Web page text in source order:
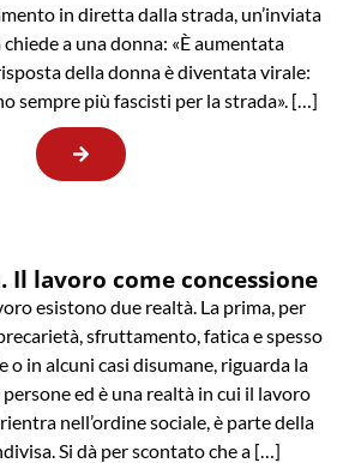
in diretta dalla strada, un’inviata
a una donna: «È aumentata
risposta della donna è diventata virale:
sempre più fascisti per la strada». […]
Il lavoro come concessione
esistono due realtà. La prima, per
sfruttamento, fatica e spesso
o in alcuni casi disumane, riguarda la
ed è una realtà in cui il lavoro
nell’ordine sociale, è parte della
Si dà per scontato che a […]